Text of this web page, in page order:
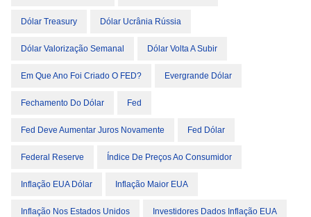
Dólar Treasury Dólar Ucrânia Rússia
Dólar Valorização Semanal Dólar Volta A Subir
Em Que Ano Foi Criado O FED? Evergrande Dólar
Fechamento Do Dólar Fed
Fed Deve Aumentar Juros Novamente Fed Dólar
Federal Reserve Índice De Preços Ao Consumidor
Inflação EUA Dólar Inflação Maior EUA
Inflação Nos Estados Unidos Investidores Dados Inflação EUA